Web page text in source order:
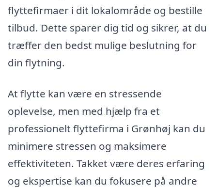
flyttefirmaer i dit lokalområde og bestille
tilbud. Dette sparer dig tid og sikrer, at du
træffer den bedst mulige beslutning for
din flytning.
At flytte kan være en stressende
oplevelse, men med hjælp fra et
professionelt flyttefirma i Grønhøj kan du
minimere stressen og maksimere
effektiviteten. Takket være deres erfaring
og ekspertise kan du fokusere på andre